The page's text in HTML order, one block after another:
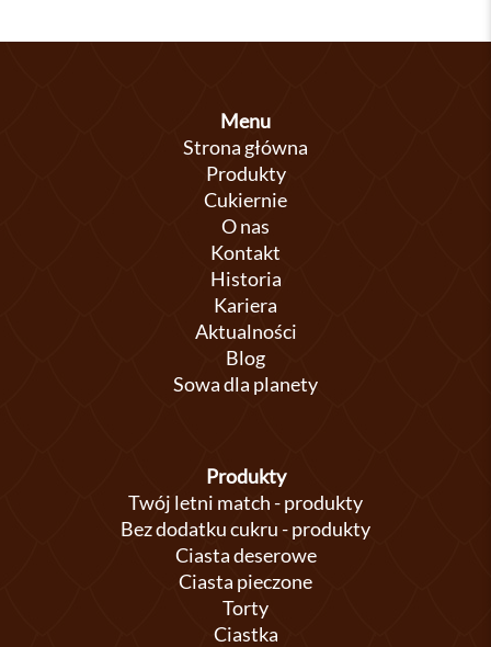
Menu
Strona główna
Produkty
Cukiernie
O nas
Kontakt
Historia
Kariera
Aktualności
Blog
Sowa dla planety
Produkty
Twój letni match - produkty
Bez dodatku cukru - produkty
Ciasta deserowe
Ciasta pieczone
Torty
Ciastka